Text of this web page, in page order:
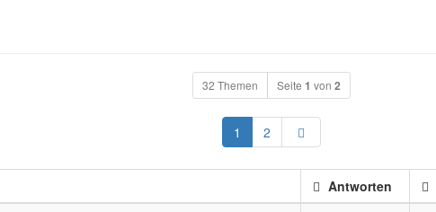
32 Themen Seite 1 von 2
1
2 Nächste
Antworten